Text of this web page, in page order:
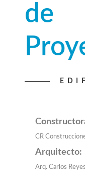
de
CR
Arquitecto:
Arq. Carlos Reyes